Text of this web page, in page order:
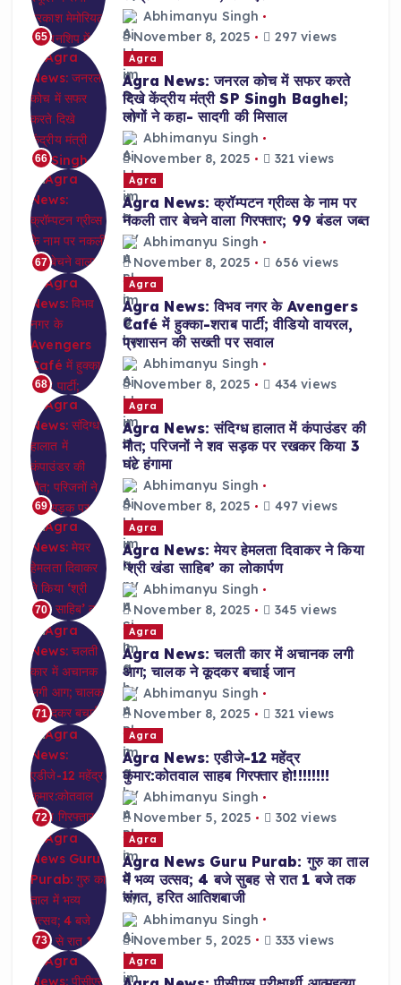
65
Abhimanyu Singh
November 8, 2025
297 views
66
Agra
Agra News: जनरल कोच में सफर करते
दिखे केंद्रीय मंत्री SP Singh Baghel;
लोगों ने कहा- सादगी की मिसाल
Abhimanyu Singh
November 8, 2025
321 views
67
Agra
Agra News: क्रॉम्पटन ग्रीव्स के नाम पर
नकली तार बेचने वाला गिरफ्तार; 99 बंडल जब्त
Abhimanyu Singh
November 8, 2025
656 views
68
Agra
Agra News: विभव नगर के Avengers
Café में हुक्का-शराब पार्टी; वीडियो वायरल,
प्रशासन की सख्ती पर सवाल
Abhimanyu Singh
November 8, 2025
434 views
69
Agra
Agra News: संदिग्ध हालात में कंपाउंडर की
मौत; परिजनों ने शव सड़क पर रखकर किया 3
घंटे हंगामा
Abhimanyu Singh
November 8, 2025
497 views
70
Agra
Agra News: मेयर हेमलता दिवाकर ने किया
‘श्री खंडा साहिब’ का लोकार्पण
Abhimanyu Singh
November 8, 2025
345 views
71
Agra
Agra News: चलती कार में अचानक लगी
आग; चालक ने कूदकर बचाई जान
Abhimanyu Singh
November 8, 2025
321 views
72
Agra
Agra News: एडीजे-12 महेंद्र
कुमार:कोतवाल साहब गिरफ्तार हो!!!!!!!!
Abhimanyu Singh
November 5, 2025
302 views
73
Agra
Agra News Guru Purab: गुरु का ताल
में भव्य उत्सव; 4 बजे सुबह से रात 1 बजे तक
संगत, हरित आतिशबाजी
Abhimanyu Singh
November 5, 2025
333 views
Agra